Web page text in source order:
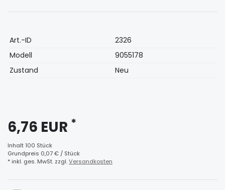
Technisches
Merkmal
Wert
Art.-ID
2326
Modell
9055178
Zustand
Neu
6,76 EUR *
Inhalt100 Stück
Grundpreis 0,07 € / Stück
* inkl. ges. MwSt. zzgl.Versandkosten